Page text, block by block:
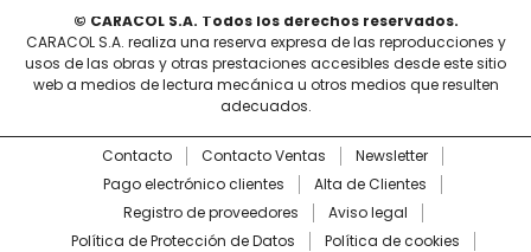
© CARACOL S.A. Todos los derechos reservados.
CARACOL S.A. realiza una reserva expresa de las reproducciones y
usos de las obras y otras prestaciones accesibles desde este sitio
web a medios de lectura mecánica u otros medios que resulten
adecuados.
Contacto Contacto Ventas
Newsletter
Pago electrónico clientes
Alta de Clientes
Registro de proveedores
Aviso legal
Política de Protección de Datos
Política de cookies